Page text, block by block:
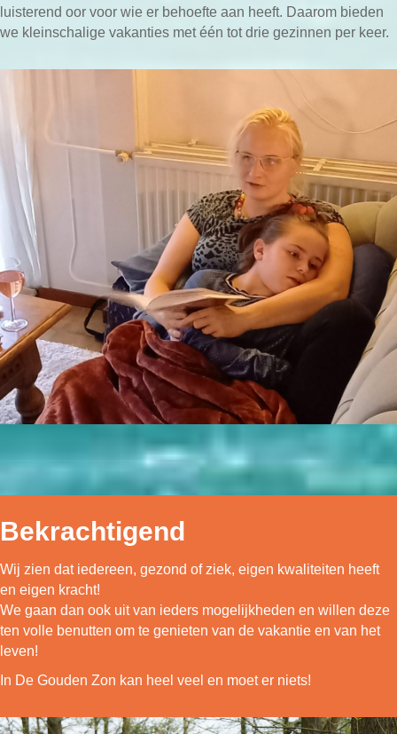
luisterend oor voor wie er behoefte aan heeft. Daarom bieden
we kleinschalige vakanties met één tot drie gezinnen per keer.
Bekrachtigend
Wij zien dat iedereen, gezond of ziek, eigen kwaliteiten heeft
en eigen kracht!
We gaan dan ook uit van ieders mogelijkheden en willen deze
ten volle benutten om te genieten van de vakantie en van het
leven!
In De Gouden Zon kan heel veel en moet er niets!